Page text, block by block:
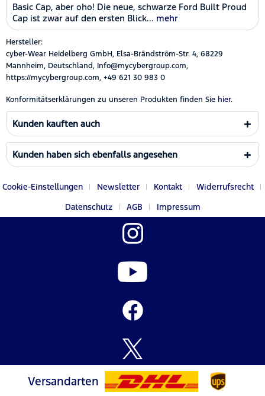
Basic Cap, aber oho! Die neue, schwarze Ford Built Proud
Cap ist zwar auf den ersten Blick... mehr
Hersteller:
cyber-Wear Heidelberg GmbH, Elsa-Brändström-Str. 4, 68229
Mannheim, Deutschland, Info@mycybergroup.com,
https://mycybergroup.com, +49 621 30 983 0
Konformitätserklärungen zu unseren Produkten finden Sie hier.
Kunden kauften auch
Kunden haben sich ebenfalls angesehen
Cookie-Einstellungen Newsletter Kontakt
Widerrufsrecht
Datenschutz
AGB Impressum
Versandarten